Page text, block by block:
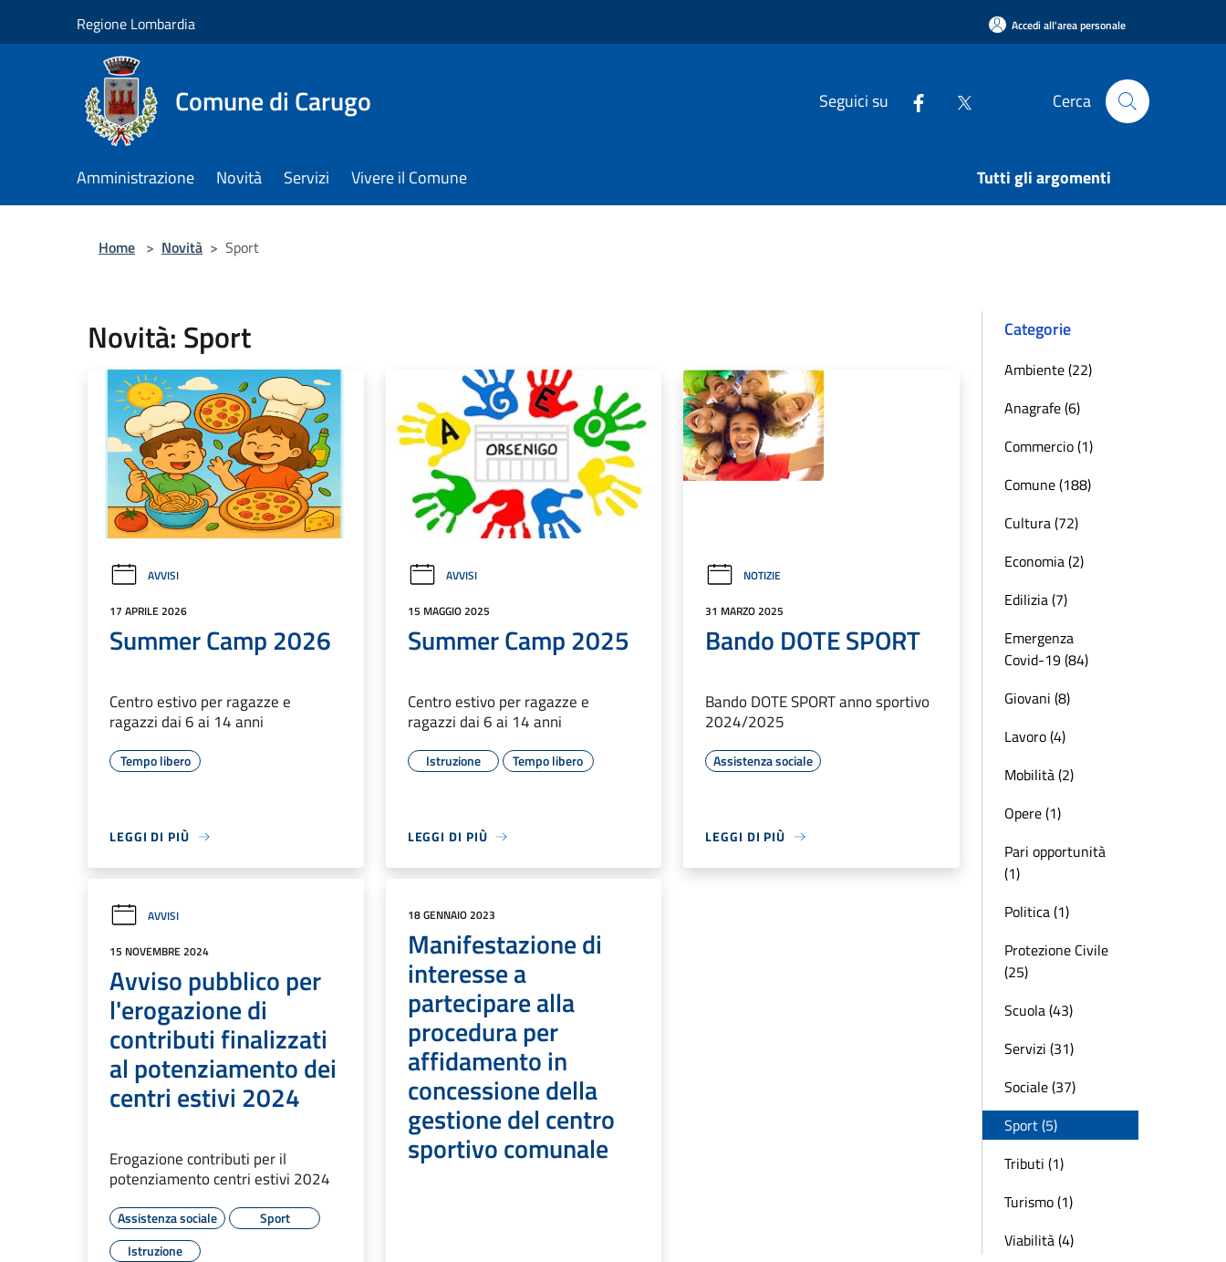
Regione Lombardia Accedi all'area personale
Comune di Carugo Seguici su Cerca
Amministrazione Novità Servizi Vivere il Comune Tutti gli argomenti
Home > Novità > Sport
Novità: Sport
AVVISI
17 APRILE 2026
Summer Camp 2026
Centro estivo per ragazze e
ragazzi dai 6 ai 14 anni
Tempo libero
LEGGI DI PIÙ
AVVISI
15 MAGGIO 2025
Summer Camp 2025
Centro estivo per ragazze e
ragazzi dai 6 ai 14 anni
Istruzione Tempo libero
LEGGI DI PIÙ
NOTIZIE
31 MARZO 2025
Bando DOTE SPORT
Bando DOTE SPORT anno sportivo
2024/2025
Assistenza sociale
LEGGI DI PIÙ
AVVISI
15 NOVEMBRE 2024
Avviso pubblico per
l'erogazione di
contributi finalizzati
al potenziamento dei
centri estivi 2024
Erogazione contributi per il
potenziamento centri estivi 2024
Assistenza sociale
Sport
Istruzione
18 GENNAIO 2023
Manifestazione di
interesse a
partecipare alla
procedura per
affidamento in
concessione della
gestione del centro
sportivo comunale
Categorie
Ambiente (22)
Anagrafe (6)
Commercio (1)
Comune (188)
Cultura (72)
Economia (2)
Edilizia (7)
Emergenza
Covid-19 (84)
Giovani (8)
Lavoro (4)
Mobilità (2)
Opere (1)
Pari opportunità
(1)
Politica (1)
Protezione Civile
(25)
Scuola (43)
Servizi (31)
Sociale (37)
Sport (5)
Tributi (1)
Turismo (1)
Viabilità (4)